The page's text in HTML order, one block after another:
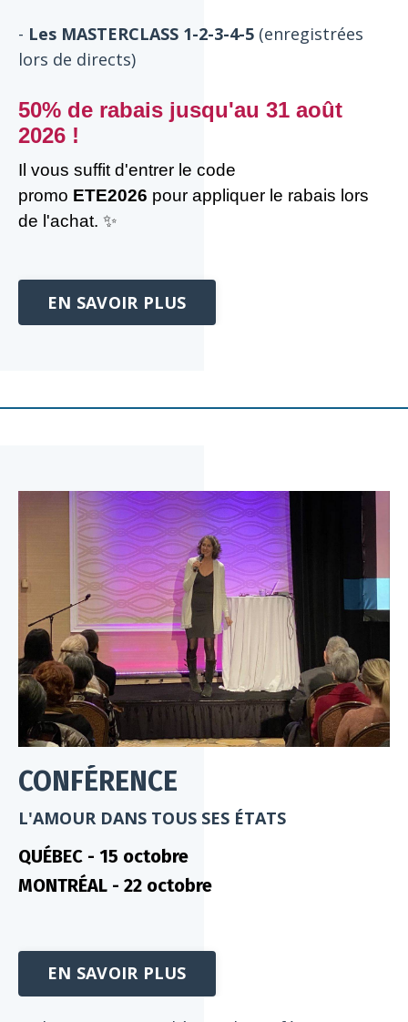
- Les MASTERCLASS 1-2-3-4-5 (enregistrées
lors de directs)
50% de rabais jusqu'au 31 août
2026 !
Il vous suffit d'entrer le code
promo ETE2026 pour appliquer le rabais lors
de l'achat. ✨
EN SAVOIR PLUS
CONFÉRENCE
L'AMOUR DANS TOUS SES ÉTATS
QUÉBEC - 15 octobre
MONTRÉAL - 22 octobre
EN SAVOIR PLUS